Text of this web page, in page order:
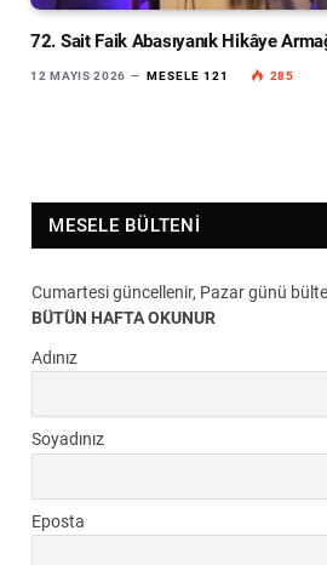
72. Sait Faik Abasıyanık Hikâye
12 MAYIS 2026 MESELE 121 285
MESELE BÜLTENI
Cumartesi güncellenir, Pazar günü
BÜTÜN HAFTA OKUNUR
Adınız
Soyadınız
Eposta